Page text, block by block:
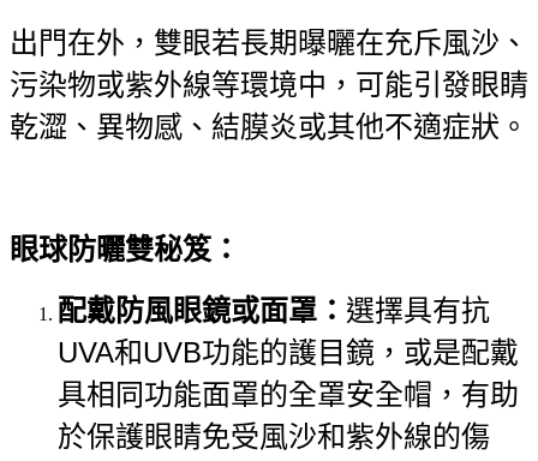
出門在外，雙眼若長期曝曬在充斥風沙、
污染物或紫外線等環境中，可能引發眼睛
乾澀、異物感、結膜炎或其他不適症狀。
眼球防曬雙秘笈：
配戴防風眼鏡或面罩： 選擇具有抗
UVA和UVB功能的護目鏡，或是配戴
具相同功能面罩的全罩安全帽，有助
於保護眼睛免受風沙和紫外線的傷